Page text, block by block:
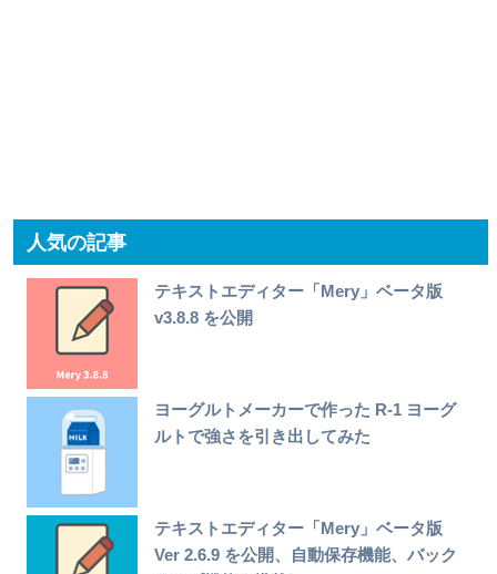
人気の記事
テキストエディター「Mery」ベータ版
v3.8.8 を公開
ヨーグルトメーカーで作った R-1 ヨーグ
ルトで強さを引き出してみた
テキストエディター「Mery」ベータ版
Ver 2.6.9 を公開、自動保存機能、バック